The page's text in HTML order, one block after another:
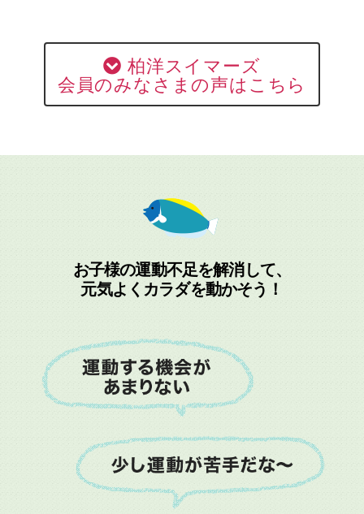
柏洋スイマーズ
会員のみなさまの声はこちら
お子様の運動不足を解消して、
元気よくカラダを動かそう！